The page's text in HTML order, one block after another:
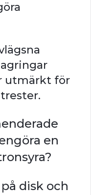
utmärkt för
en
disk och